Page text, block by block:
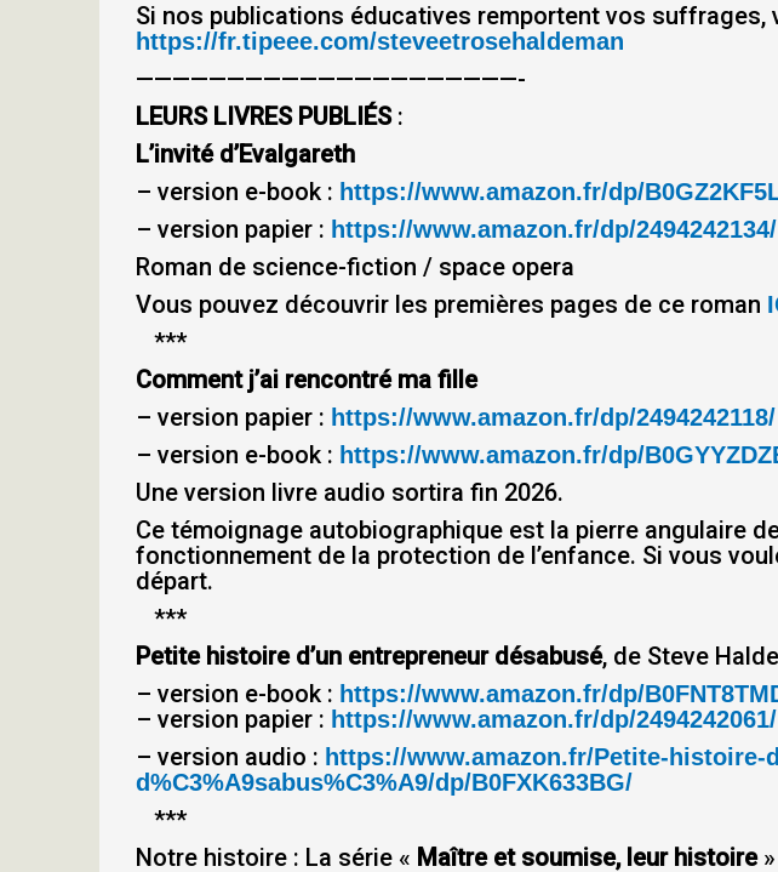
Si nos publications éducatives remportent vos
https://fr.tipeee.com/steveetrosehaldeman
—————————————————————-
LEURS LIVRES PUBLIÉS:
L’invité d’Evalgareth
– version e-book : https://www.amazon.fr/dp/
– version papier : https://www.amazon.fr/dp/2494242134/
Roman de science-fiction / space opera
Vous pouvez découvrir les premières pages de ce roman
***
Comment j’ai rencontré ma fille
– version papier : https://www.amazon.fr/dp/2494242118/
– version e-book : https://www.amazon.fr/dp/
Une version livre audio sortira fin 2026.
Ce témoignage autobiographique est la pierre angulaire
fonctionnement de la protection de l’enfance. Si vous
départ.
***
Petite histoire d’un entrepreneur désabusé, de Steve
– version e-book : https://www.amazon.fr/dp/
– version papier : https://www.amazon.fr/dp/2494242061/
– version audio : https://www.amazon.fr/Petite-histoire-
d%C3%A9sabus%C3%A9/dp/B0FXK633BG/
***
Notre histoire : La série « Maître et soumise, leur histoire»